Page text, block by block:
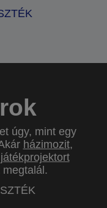
úgy, mint egy
házimozit,
játékprojektort
megtalál.